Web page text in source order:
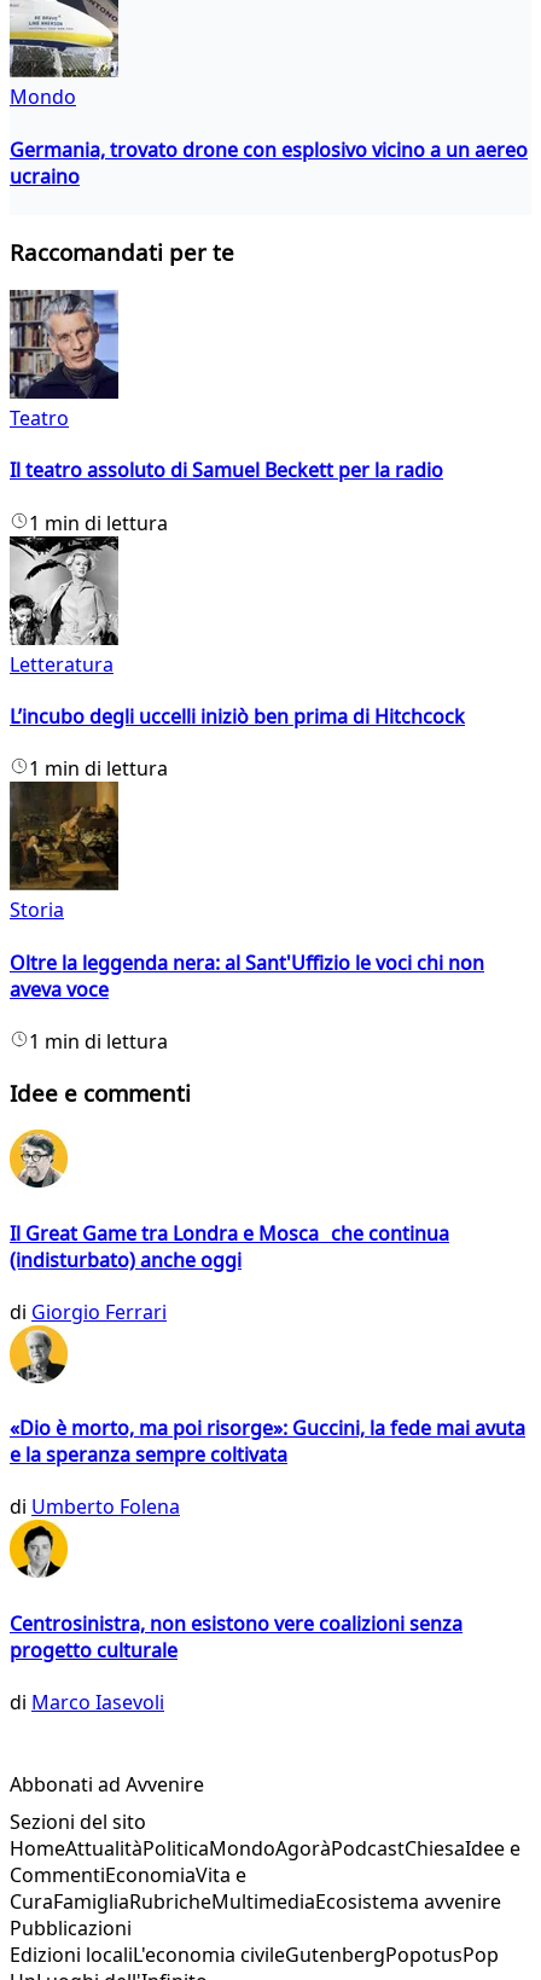
Mondo
Germania, trovato drone con esplosivo vicino a un aereo
ucraino
Raccomandati per te
Teatro
Il teatro assoluto di Samuel Beckett per la radio
1 min di lettura
Letteratura
L’incubo degli uccelli iniziò ben prima di Hitchcock
1 min di lettura
Storia
Oltre la leggenda nera: al Sant'Uffizio le voci chi non
aveva voce
1 min di lettura
Idee e commenti
Il Great Game tra Londra e Mosca che continua
(indisturbato) anche oggi
di Giorgio Ferrari
«Dio è morto, ma poi risorge»: Guccini, la fede mai avuta
e la speranza sempre coltivata
di Umberto Folena
Centrosinistra, non esistono vere coalizioni senza
progetto culturale
di Marco Iasevoli
Abbonati ad Avvenire
Sezioni del sito
HomeAttualitàPoliticaMondoAgoràPodcastChiesaIdee e
CommentiEconomiaVita e
CuraFamigliaRubricheMultimediaEcosistema avvenire
Pubblicazioni
Edizioni localiL'economia civileGutenbergPopotusPop